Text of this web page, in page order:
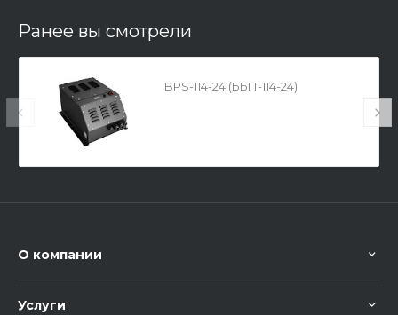
Ранее вы смотрели
BPS-114-24 (ББП-114-24)
О компании
Услуги